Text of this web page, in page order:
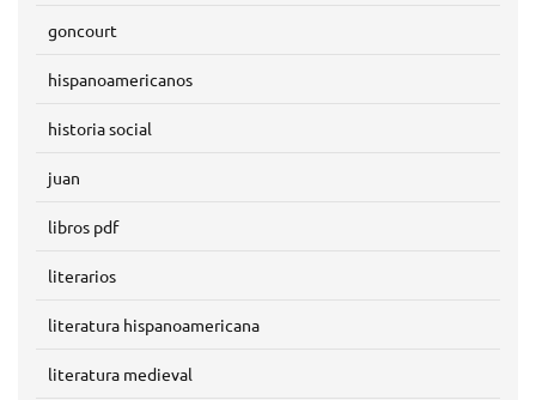
goncourt
hispanoamericanos
historia social
juan
libros pdf
literarios
literatura hispanoamericana
literatura medieval